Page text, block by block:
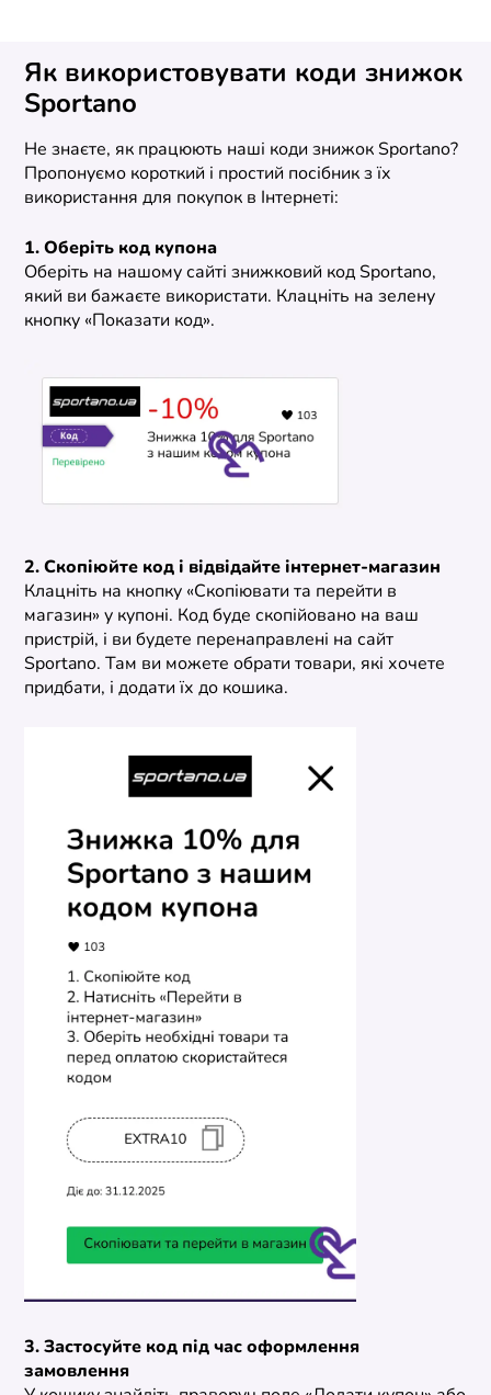
Як використовувати коди знижок
Sportano
Не знаєте, як працюють наші коди знижок Sportano?
Пропонуємо короткий і простий посібник з їх
використання для покупок в Інтернеті:
1. Оберіть код купона
Оберіть на нашому сайті знижковий код Sportano,
який ви бажаєте використати. Клацніть на зелену
кнопку «Показати код».
2. Скопіюйте код і відвідайте інтернет-магазин
Клацніть на кнопку «Скопіювати та перейти в
магазин» у купоні. Код буде скопійовано на ваш
пристрій, і ви будете перенаправлені на сайт
Sportano. Там ви можете обрати товари, які хочете
придбати, і додати їх до кошика.
3. Застосуйте код під час оформлення
замовлення